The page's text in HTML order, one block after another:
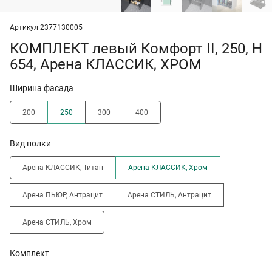
Артикул 2377130005
КОМПЛЕКТ левый Комфорт II, 250, H
654, Арена КЛАССИК, ХРОМ
Ширина фасада
200 250 300 400
Вид полки
Арена КЛАССИК, Титан Арена КЛАССИК, Хром
Арена ПЬЮР, Антрацит Арена СТИЛЬ, Антрацит
Арена СТИЛЬ, Хром
Комплект